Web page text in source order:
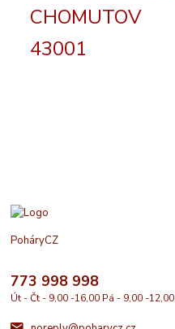
CHOMUTOV
43001
PoháryCZ
773 998 998
Út - Čt - 9,00 -16,00 Pá - 9,00 -12,00